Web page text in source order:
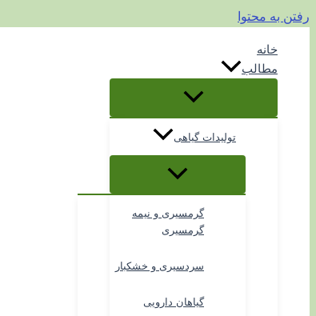
رفتن به محتوا
خانه
مطالب
تولیدات گیاهی
گرمسیری و نیمه
گرمسیری
سردسیری و خشکبار
گیاهان دارویی